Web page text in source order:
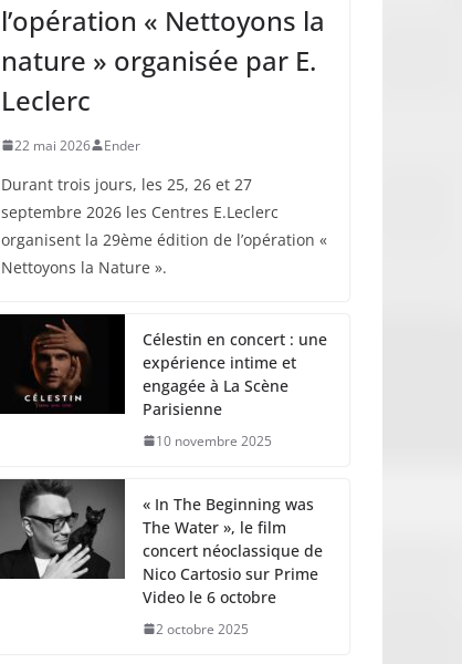
l’opération « Nettoyons la
nature » organisée par E.
Leclerc
22 mai 2026 Ender
Durant trois jours, les 25, 26 et 27
septembre 2026 les Centres E.Leclerc
organisent la 29ème édition de l’opération «
Nettoyons la Nature ».
Célestin en concert : une
expérience intime et
engagée à La Scène
Parisienne
10 novembre 2025
« In The Beginning was
The Water », le film
concert néoclassique de
Nico Cartosio sur Prime
Video le 6 octobre
2 octobre 2025